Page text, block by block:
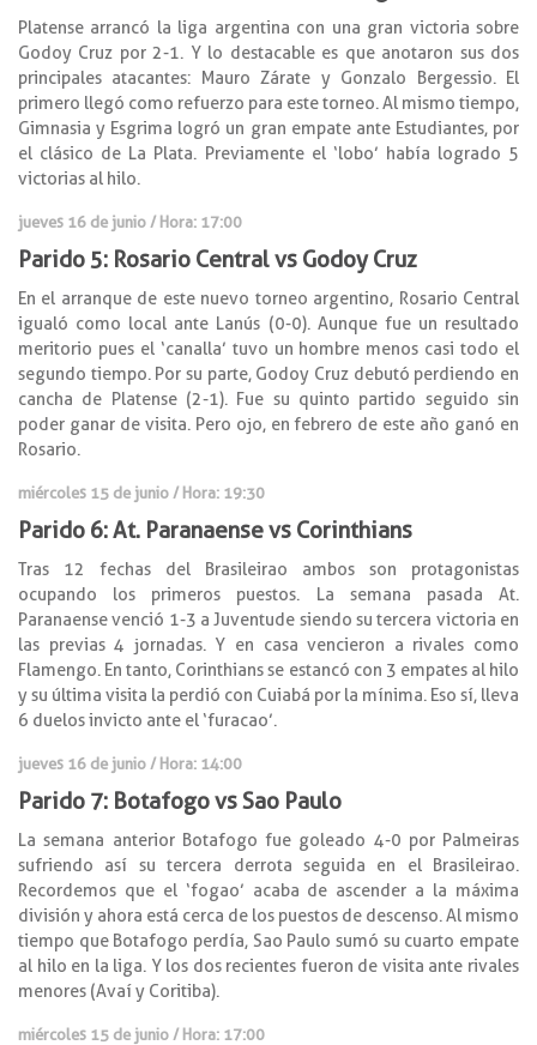
Platense arrancó la liga argentina con una gran victoria sobre
Godoy Cruz por 2-1. Y lo destacable es que anotaron sus dos
principales atacantes: Mauro Zárate y Gonzalo Bergessio. El
primero llegó como refuerzo para este torneo. Al mismo tiempo,
Gimnasia y Esgrima logró un gran empate ante Estudiantes, por
el clásico de La Plata. Previamente el ‘lobo’ había logrado 5
victorias al hilo.
jueves 16 de junio / Hora: 17:00
Parido 5: Rosario Central vs Godoy Cruz
En el arranque de este nuevo torneo argentino, Rosario Central
igualó como local ante Lanús (0-0). Aunque fue un resultado
meritorio pues el ‘canalla’ tuvo un hombre menos casi todo el
segundo tiempo. Por su parte, Godoy Cruz debutó perdiendo en
cancha de Platense (2-1). Fue su quinto partido seguido sin
poder ganar de visita. Pero ojo, en febrero de este año ganó en
Rosario.
miércoles 15 de junio / Hora: 19:30
Parido 6: At. Paranaense vs Corinthians
Tras 12 fechas del Brasileirao ambos son protagonistas
ocupando los primeros puestos. La semana pasada At.
Paranaense venció 1-3 a Juventude siendo su tercera victoria en
las previas 4 jornadas. Y en casa vencieron a rivales como
Flamengo. En tanto, Corinthians se estancó con 3 empates al hilo
y su última visita la perdió con Cuiabá por la mínima. Eso sí, lleva
6 duelos invicto ante el ‘furacao’.
jueves 16 de junio / Hora: 14:00
Parido 7: Botafogo vs Sao Paulo
La semana anterior Botafogo fue goleado 4-0 por Palmeiras
sufriendo así su tercera derrota seguida en el Brasileirao.
Recordemos que el ‘fogao’ acaba de ascender a la máxima
división y ahora está cerca de los puestos de descenso. Al mismo
tiempo que Botafogo perdía, Sao Paulo sumó su cuarto empate
al hilo en la liga. Y los dos recientes fueron de visita ante rivales
menores (Avaí y Coritiba).
miércoles 15 de junio / Hora: 17:00